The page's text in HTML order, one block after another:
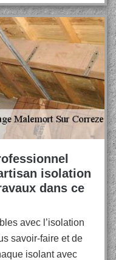
isolation
dans ce
avec l’isolation
savoir-faire et de
isolant avec